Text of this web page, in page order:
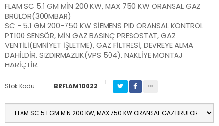
FLAM SC 5.1 GM MİN 200 KW, MAX 750 KW ORANSAL GAZ
BRÜLÖR(300MBAR)
SC - 5.1 GM 200-750 KW SİEMENS PID ORANSAL KONTROL
PT100 SENSÖR, MİN GAZ BASINÇ PRESOSTAT, GAZ
VENTİLİ(EMNİYET İŞLETME), GAZ FİLTRESİ, DEVREYE ALMA
DAHİLDİR. SIZDIRMAZLIK(VPS 504). NAKLİYE MONTAJ
HARİÇTİR.
Stok Kodu BRFLAM10022